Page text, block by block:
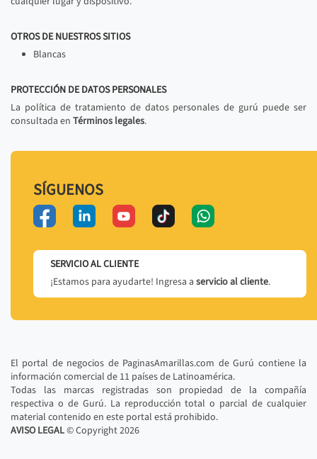
OTROS DE NUESTROS SITIOS
Blancas
PROTECCIÓN DE DATOS PERSONALES
La política de tratamiento de datos personales de gurú puede ser
consultada en Términos legales.
SÍGUENOS
SERVICIO AL CLIENTE
¡Estamos para ayudarte! Ingresa a servicio al cliente.
El portal de negocios de PaginasAmarillas.com de Gurú contiene la
información comercial de 11 países de Latinoamérica.
Todas las marcas registradas son propiedad de la compañía
respectiva o de Gurú. La reproducción total o parcial de cualquier
material contenido en este portal está prohibido.
AVISO LEGAL© Copyright2026